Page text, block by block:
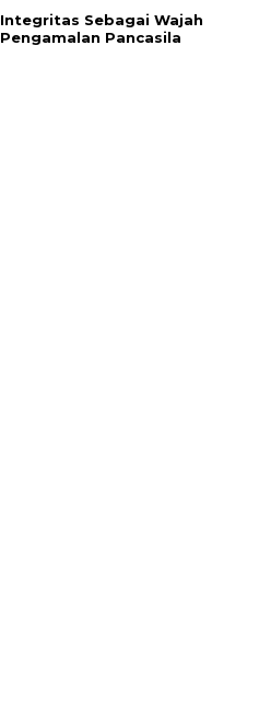
Integritas Sebagai Wajah
Pengamalan Pancasila